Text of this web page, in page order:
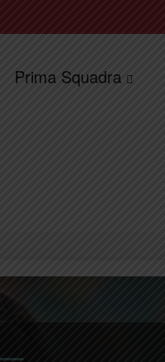
Prima Squadra